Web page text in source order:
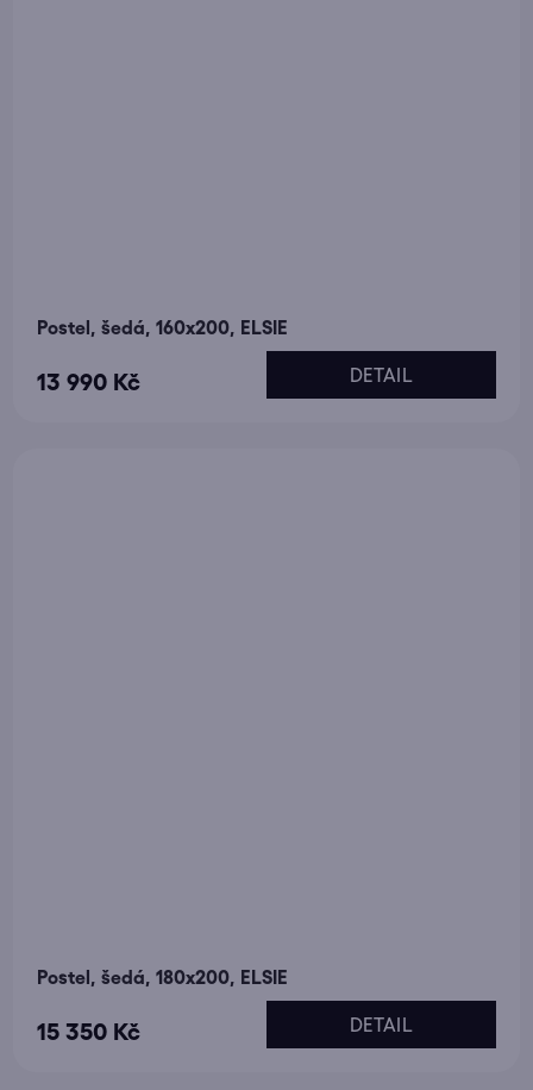
Postel, šedá, 160x200, ELSIE
13 990 Kč DETAIL
Postel, šedá, 180x200, ELSIE
15 350 Kč DETAIL